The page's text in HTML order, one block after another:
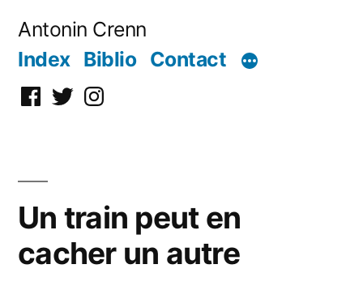
Antonin Crenn
Index Biblio Contact
Facebook
TwitterInstagram
Un train peut en
cacher un autre